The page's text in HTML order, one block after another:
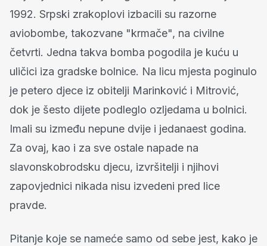
1992. Srpski zrakoplovi izbacili su razorne
aviobombe, takozvane "krmače", na civilne
četvrti. Jedna takva bomba pogodila je kuću u
uličici iza gradske bolnice. Na licu mjesta poginulo
je petero djece iz obitelji Marinković i Mitrović,
dok je šesto dijete podleglo ozljedama u bolnici.
Imali su između nepune dvije i jedanaest godina.
Za ovaj, kao i za sve ostale napade na
slavonskobrodsku djecu, izvršitelji i njihovi
zapovjednici nikada nisu izvedeni pred lice
pravde.
Pitanje koje se nameće samo od sebe jest, kako je